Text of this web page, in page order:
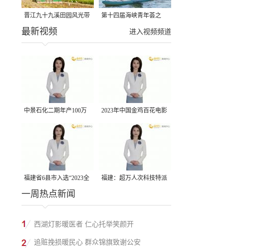
晋江九十九溪田园风光带
千亩早稻迎来成熟收割季
第十四届海峡青年荟之
2026榕台青年大学生水上
进入视频频道
最新视频
中景石化二期年产100万
吨丙烷脱氢项目建成中交
2023年中国金鸡百花电影
节有福电影巡展31日启动
福建省6县市入选“2023全
国县域发展潜力百强县”
福建：超万人次科技特派
一周热点新闻
西湖灯影暖医者 仁心托举笑颜开
追赃挽损暖民心 群众锦旗致谢公安